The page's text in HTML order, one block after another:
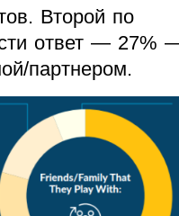
Второй по
ответ — 27%
партнером.